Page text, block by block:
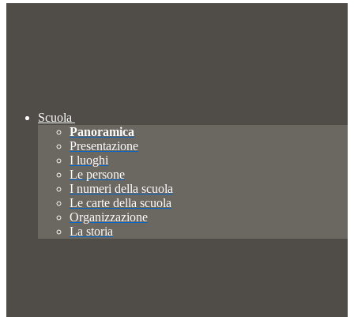
Scuola
Panoramica
Presentazione
I luoghi
Le persone
I numeri della scuola
Le carte della scuola
Organizzazione
La storia